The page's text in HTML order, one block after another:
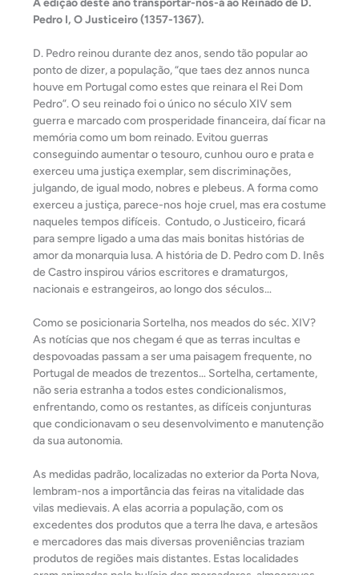
A edição deste ano transportar-nos-á ao Reinado de D.
Pedro I, O Justiceiro (1357-1367).
D. Pedro reinou durante dez anos, sendo tão popular ao
ponto de dizer, a população, “que taes dez annos nunca
houve em Portugal como estes que reinara el Rei Dom
Pedro”. O seu reinado foi o único no século XIV sem
guerra e marcado com prosperidade financeira, daí ficar na
memória como um bom reinado. Evitou guerras
conseguindo aumentar o tesouro, cunhou ouro e prata e
exerceu uma justiça exemplar, sem discriminações,
julgando, de igual modo, nobres e plebeus. A forma como
exerceu a justiça, parece-nos hoje cruel, mas era costume
naqueles tempos difíceis. Contudo, o Justiceiro, ficará
para sempre ligado a uma das mais bonitas histórias de
amor da monarquia lusa. A história de D. Pedro com D. Inês
de Castro inspirou vários escritores e dramaturgos,
nacionais e estrangeiros, ao longo dos séculos…
Como se posicionaria Sortelha, nos meados do séc. XIV?
As notícias que nos chegam é que as terras incultas e
despovoadas passam a ser uma paisagem frequente, no
Portugal de meados de trezentos… Sortelha, certamente,
não seria estranha a todos estes condicionalismos,
enfrentando, como os restantes, as difíceis conjunturas
que condicionavam o seu desenvolvimento e manutenção
da sua autonomia.
As medidas padrão, localizadas no exterior da Porta Nova,
lembram-nos a importância das feiras na vitalidade das
vilas medievais. A elas acorria a população, com os
excedentes dos produtos que a terra lhe dava, e artesãos
e mercadores das mais diversas proveniências traziam
produtos de regiões mais distantes. Estas localidades